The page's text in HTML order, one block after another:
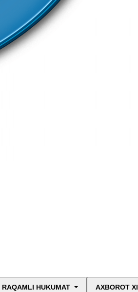
RAQAMLI HUKUMAT AXBOROT